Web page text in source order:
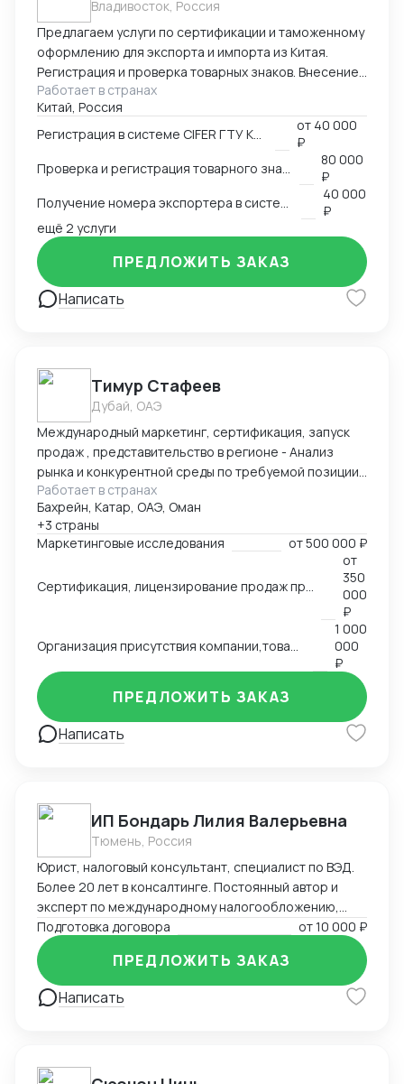
Владивосток, Россия
Предлагаем услуги по сертификации и таможенному
оформлению для экспорта и импорта из Китая.
Регистрация и проверка товарных знаков. Внесение
в таможенный реестр товарных знаков.
Изготовление маркировки для пищевой продукции
для реализации в Китае. Получение номера
HS и CIQ кодов.
Работает в странах
Китай, Россия
от 40 000
₽
80 000
₽
40 000
₽
ещё 2 услуги
Написать
ПРЕДЛОЖИТЬ ЗАКАЗ
Тимур Стафеев
Дубай, ОАЭ
Международный маркетинг, сертификация, запуск
продаж , представительство в регионе - Анализ
рынка и конкурентной среды по требуемой позиции/
группе товаров, обзор и анализ цен, конкурирующих
брендов, конкурентов по группам, обзор трендов,
национальных особенностей и традиции, основных
груп потребителей на региональных рынках. swot
продукции, адоптация к условиям и требованиям
дистрибутов, партнеров - Представление интересов
Вашей компании в регионе
Работает в странах
Бахрейн, Катар, ОАЭ, Оман
+3 страны
Маркетинговые исследования
от500 000 ₽
от
350
000
₽
Организация присутствия компании,товаров, услуг на международном рынке, запуск продаж
1 000
000
₽
Написать
ПРЕДЛОЖИТЬ ЗАКАЗ
ИП Бондарь Лилия Валерьевна
Тюмень, Россия
Юрист, налоговый консультант, специалист по ВЭД.
Более 20 лет в консалтинге. Постоянный автор и
эксперт по международному налогообложению,
применению СОИДН, MLI. Подготовка правовых
заключений по налогообложению в РФ и
иностранных юрисдикциях. Структурирование
сделок. Анализ условий договоров, представление
интересов клиента в судах, налоговых органах,
Подготовка договора от10 000 ₽
Написать
ПРЕДЛОЖИТЬ ЗАКАЗ